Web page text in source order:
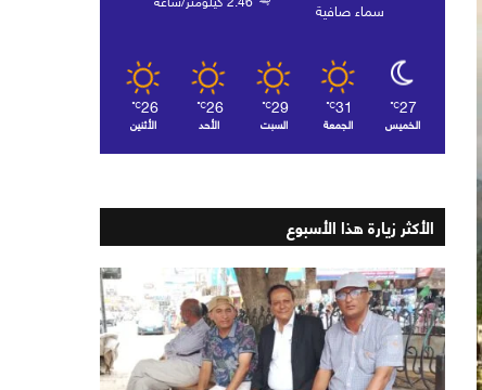
سماء صافية
27
℃
الخميس
31
℃
الجمعة
29
℃
السبت
26
℃
الأحد
26
℃
الأثنين
الأكثر زيارة هذا الأسبوع